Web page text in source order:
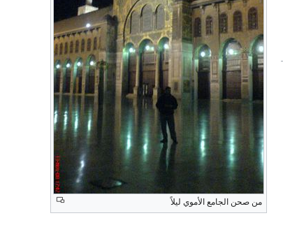
من صحن الجامع الأموي ليلاً